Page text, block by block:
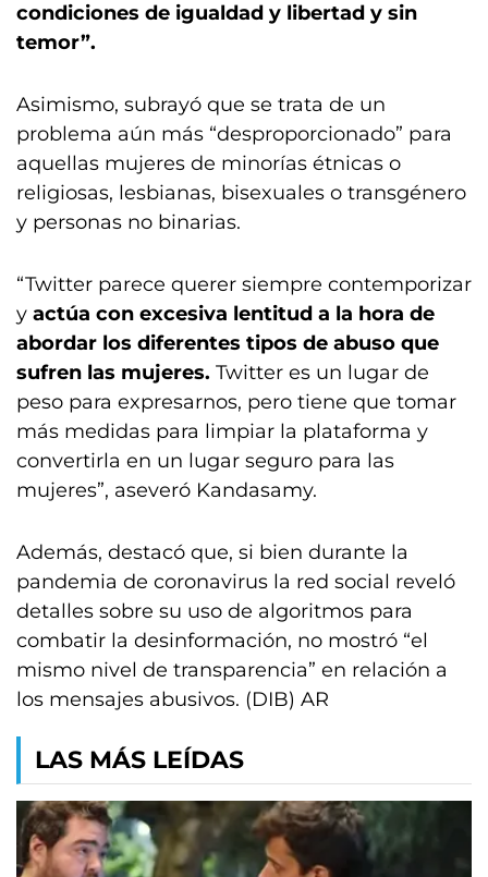
condiciones de igualdad y libertad y sin
temor”.
Asimismo, subrayó que se trata de un
problema aún más “desproporcionado” para
aquellas mujeres de minorías étnicas o
religiosas, lesbianas, bisexuales o transgénero
y personas no binarias.
“Twitter parece querer siempre contemporizar
y actúa con excesiva lentitud a la hora de
abordar los diferentes tipos de abuso que
sufren las mujeres. Twitter es un lugar de
peso para expresarnos, pero tiene que tomar
más medidas para limpiar la plataforma y
convertirla en un lugar seguro para las
mujeres”, aseveró Kandasamy.
Además, destacó que, si bien durante la
pandemia de coronavirus la red social reveló
detalles sobre su uso de algoritmos para
combatir la desinformación, no mostró “el
mismo nivel de transparencia” en relación a
los mensajes abusivos. (DIB) AR
LAS MÁS LEÍDAS